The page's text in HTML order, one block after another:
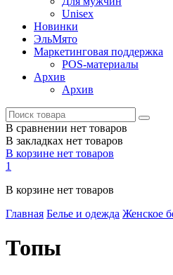
Unisex
Новинки
ЭльМято
Маркетинговая поддержка
POS-материалы
Архив
Архив
В сравнении нет товаров
В закладках нет товаров
В корзине нет товаров
1
В корзине нет товаров
Главная Белье и одежда Женское
Топы